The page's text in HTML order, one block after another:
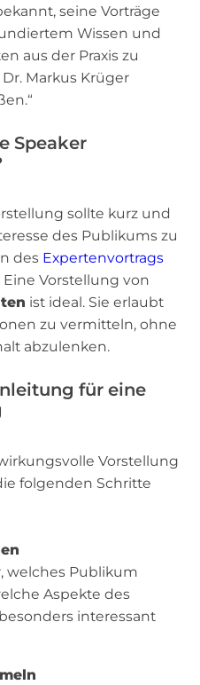
seine Vorträge
Wissen und
aus der Praxis zu
Markus Krüger
Speaker
sollte kurz und
des Publikums zu
des Expertenvortrags
Vorstellung von
ist ideal. Sie erlaubt
zu vermitteln, ohne
abzulenken.
für eine
Vorstellung
folgenden Schritte
welches Publikum
Aspekte des
interessant